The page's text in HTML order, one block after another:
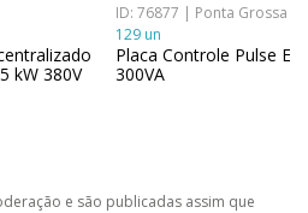
kW 380V
ID: 76877 | Ponta Grossa -
129 un
Placa Controle Pulse
300VA
e são publicadas assim que